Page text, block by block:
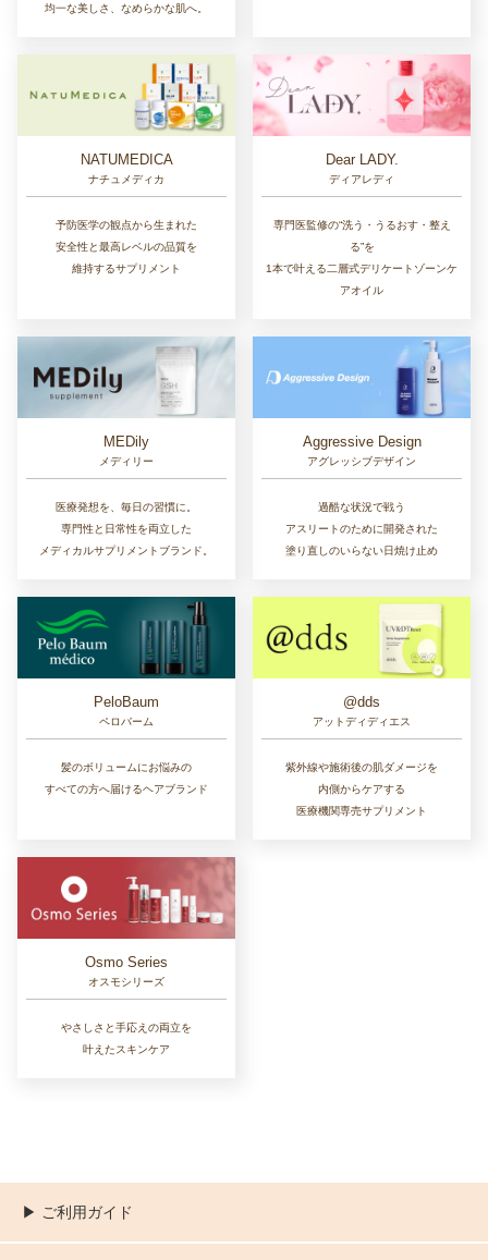
均一な美しさ、なめらかな肌へ。
NATUMEDICA
ナチュメディカ
予防医学の観点から生まれた
安全性と最高レベルの品質を
維持するサプリメント
Dear LADY.
ディアレディ
専門医監修の“洗う・うるおす・整え
る”を
1本で叶える二層式デリケートゾーンケ
アオイル
MEDily
メディリー
医療発想を、毎日の習慣に。
専門性と日常性を両立した
メディカルサプリメントブランド。
Aggressive Design
アグレッシブデザイン
過酷な状況で戦う
アスリートのために開発された
塗り直しのいらない日焼け止め
PeloBaum
ペロバーム
髪のボリュームにお悩みの
すべての方へ届けるヘアブランド
@dds
アットディディエス
紫外線や施術後の肌ダメージを
内側からケアする
医療機関専売サプリメント
Osmo Series
オスモシリーズ
やさしさと手応えの両立を
叶えたスキンケア
▶︎ ご利用ガイド